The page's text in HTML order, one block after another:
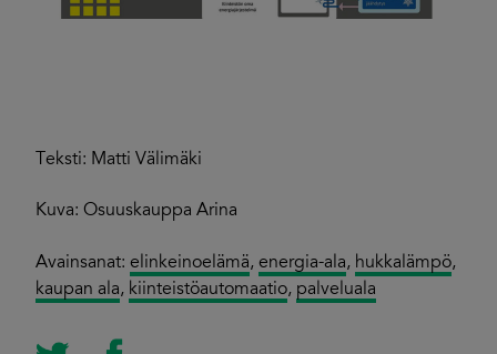
Teksti: Matti Välimäki
Kuva: Osuuskauppa Arina
Avainsanat: elinkeinoelämä, energia-ala, hukkalämpö,
kaupan ala, kiinteistöautomaatio, palveluala